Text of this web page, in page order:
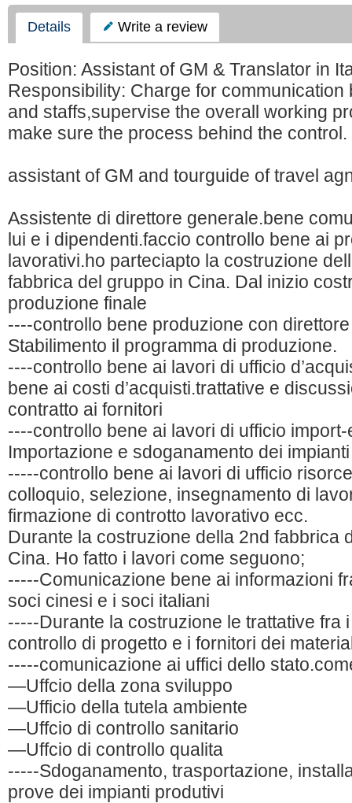
Details Write a review
Position: Assistant of GM & Translator in
Responsibility: Charge for communication
and staffs,supervise the overall working
make sure the process behind the control.
assistant of GM and tourguide of travel
Assistente di direttore generale.bene
lui e i dipendenti.faccio controllo bene ai
lavorativi.ho parteciapto la costruzione
fabbrica del gruppo in Cina. Dal inizio
produzione finale
----controllo bene produzione con
Stabilimento il programma di produzione.
----controllo bene ai lavori di ufficio
bene ai costi d’acquisti.trattative e
contratto ai fornitori
----controllo bene ai lavori di ufficio
Importazione e sdoganamento dei
-----controllo bene ai lavori di ufficio
colloquio, selezione, insegnamento di
firmazione di controtto lavorativo ecc.
Durante la costruzione della 2nd fabbrica
Cina. Ho fatto i lavori come seguono;
-----Comunicazione bene ai informazioni
soci cinesi e i soci italiani
-----Durante la costruzione le trattative fra
controllo di progetto e i fornitori dei
-----comunicazione ai uffici dello
—Uffcio della zona sviluppo
—Ufficio della tutela ambiente
—Uffcio di controllo sanitario
—Uffcio di controllo qualita
-----Sdoganamento, trasportazione,
prove dei impianti produtivi